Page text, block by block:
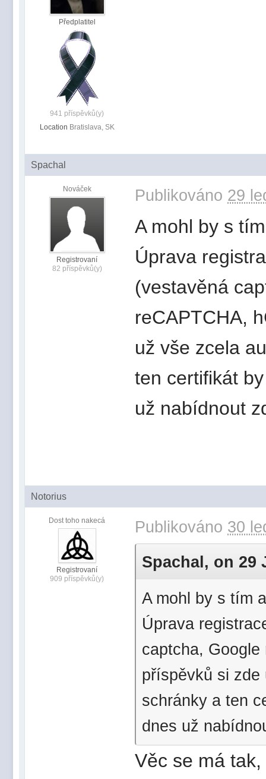
Předplatitel
941 příspěvků(y)
Location Bratislava, SK
Spachal
Nováček
Registrovaní
82 příspěvků(y)
Publikováno 29
A mohl by s
Úprava
(vestavěná
reCAPTCHA,
už vše zcela
ten certifikát
už nabídnout
Notorius
Dost toho nakecá
Registrovaní
909 příspěvků(y)
Publikováno 30
Spachal, on 29
A mohl by s tím
Úprava
captcha,
příspěvků si zde
schránky a ten
dnes už
Věc se má